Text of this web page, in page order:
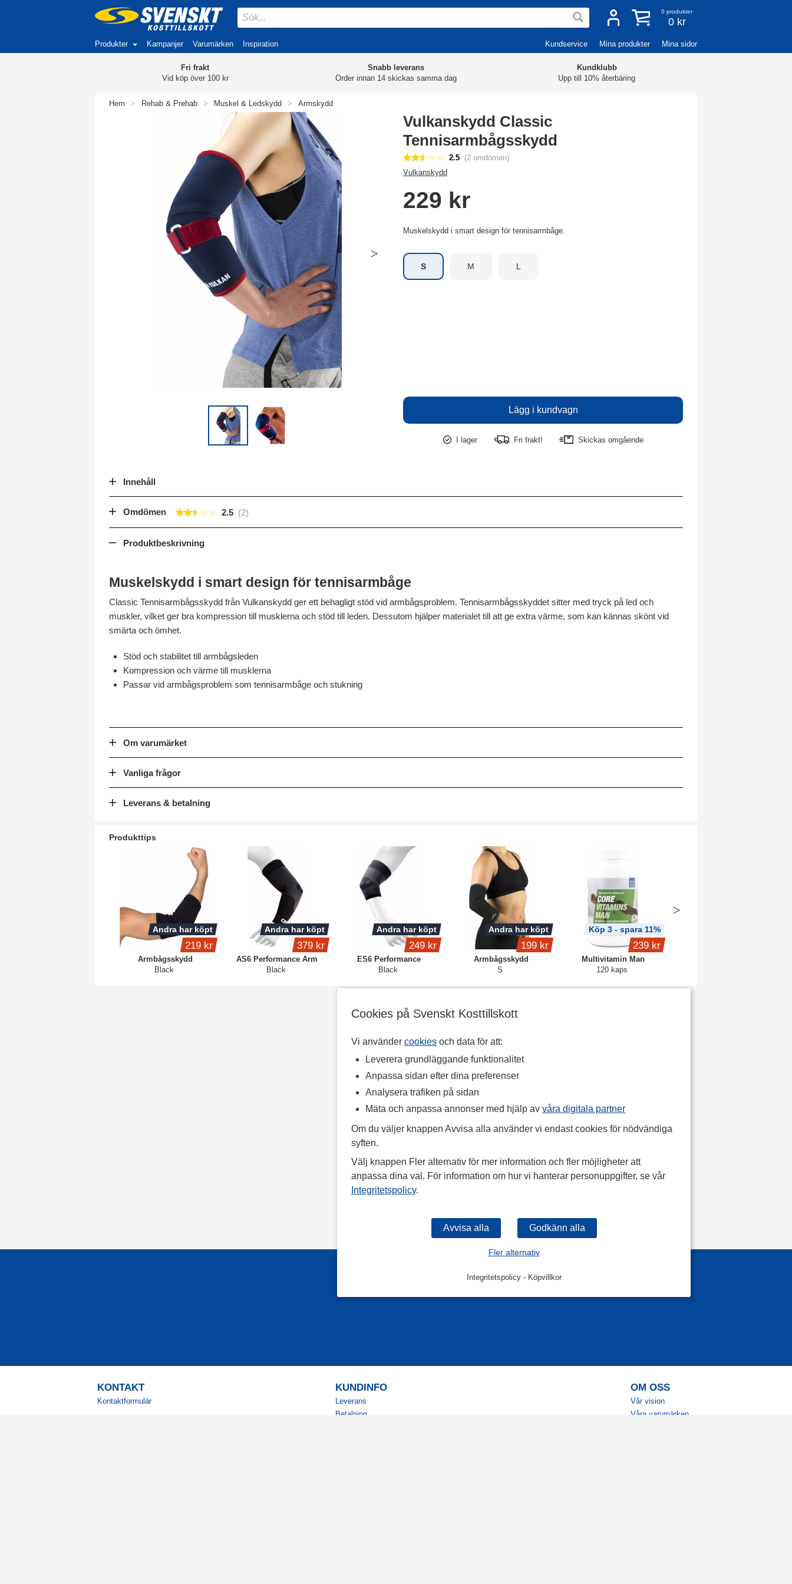
Cookies på Svenskt Kosttillskott
Vi använder cookies och data för att:
Leverera grundläggande funktionalitet
Anpassa sidan efter dina preferenser
Analysera trafiken på sidan
Mäta och anpassa annonser med hjälp av våra digitala partner
Om du väljer knappen Avvisa alla använder vi endast cookies för nödvändiga
syften.
Välj knappen Fler alternativ för mer information och fler möjligheter att
anpassa dina val. För information om hur vi hanterar personuppgifter, se vår
Integritetspolicy.
Fler alternativ
Integritetspolicy- Köpvillkor
0 produkter
0 kr
Produkter Kampanjer Varumärken Inspiration Kundservice Mina produkter Mina sidor
Fri frakt
Vid köp över 100 kr
Snabb leverans
Order innan 14 skickas samma dag
Kundklubb
Upp till 10% återbäring
Hem > Rehab & Prehab > Muskel & Ledskydd > Armskydd
Vulkanskydd Classic
Tennisarmbågsskydd
2.5 (2 omdömen)
Vulkanskydd
229 kr
Muskelskydd i smart design för tennisarmbåge.
S M L
I lager Fri frakt! Skickas omgående
Innehåll
Omdömen 2.5
Produktbeskrivning
Muskelskydd i smart design för tennisarmbåge
Classic Tennisarmbågsskydd från Vulkanskydd ger ett behagligt stöd vid armbågsproblem. Tennisarmbågsskyddet sitter med tryck på led och
muskler, vilket ger bra kompression till musklerna och stöd till leden. Dessutom hjälper materialet till att ge extra värme, som kan kännas skönt vid
smärta och ömhet.
Stöd och stabilitet till armbågsleden
Kompression och värme till musklerna
Passar vid armbågsproblem som tennisarmbåge och stukning
Om varumärket
Vanliga frågor
Leverans & betalning
Produkttips
Armbågsskydd
Black
Andra har köpt
219 kr
AS6 Performance Arm
Black
Andra har köpt
379 kr
ES6 Performance
Black
Andra har köpt
249 kr
Armbågsskydd
S
Andra har köpt
199 kr
Multivitamin Man
120 kaps
Köp 3 - spara 11%
239 kr
KONTAKT
Kontaktformulär
KUNDINFO
Leverans
Betalning
OM OSS
Vår vision
Våra varumärken